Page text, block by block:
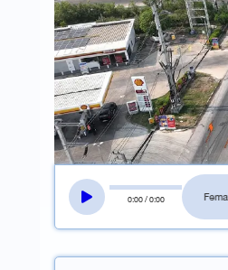
0:00/0:00